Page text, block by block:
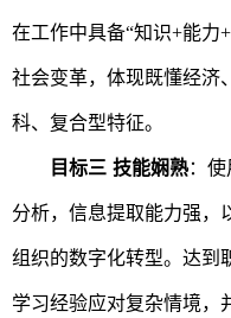
在工作中具备“知识+能力
社会变革，体现既懂经济
科、复合型特征。
目标三 技能娴熟：使
分析，信息提取能力强，
组织的数字化转型。达到
学习经验应对复杂情境，